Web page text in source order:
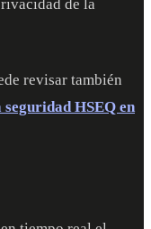
de la
revisar también
HSEQ en